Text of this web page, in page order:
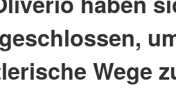
Wege